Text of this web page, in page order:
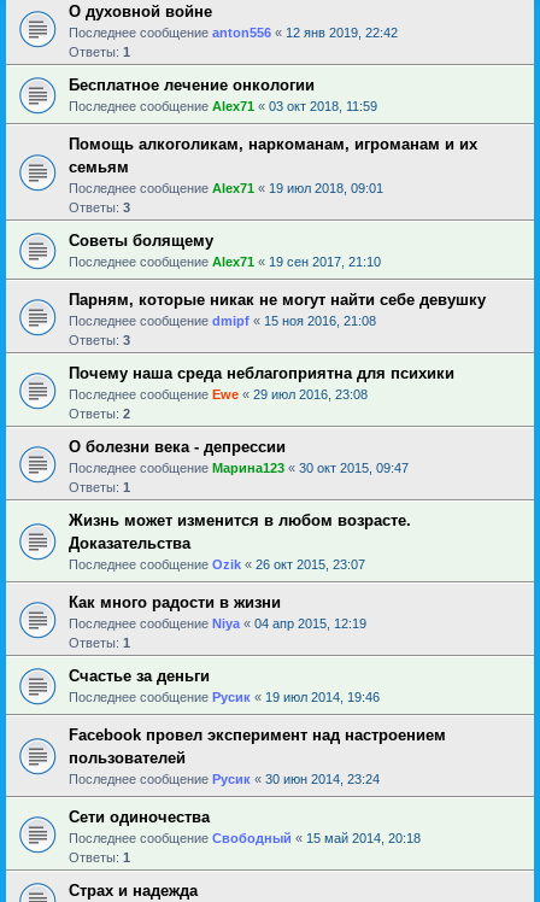
О духовной войне
Последнее сообщение anton556 « 12 янв 2019, 22:42
Ответы: 1
Бесплатное лечение онкологии
Последнее сообщение Alex71 « 03 окт 2018, 11:59
Помощь алкоголикам, наркоманам, игроманам и их
семьям
Последнее сообщение Alex71 « 19 июл 2018, 09:01
Ответы: 3
Советы болящему
Последнее сообщение Alex71 « 19 сен 2017, 21:10
Парням, которые никак не могут найти себе девушку
Последнее сообщение dmipf « 15 ноя 2016, 21:08
Ответы: 3
Почему наша среда неблагоприятна для психики
Последнее сообщение Ewe « 29 июл 2016, 23:08
Ответы: 2
О болезни века - депрессии
Последнее сообщение Марина123 « 30 окт 2015, 09:47
Ответы: 1
Жизнь может изменится в любом возрасте.
Доказательства
Последнее сообщение Ozik « 26 окт 2015, 23:07
Как много радости в жизни
Последнее сообщение Niya « 04 апр 2015, 12:19
Ответы: 1
Счастье за деньги
Последнее сообщение Русик « 19 июл 2014, 19:46
Facebook провел эксперимент над настроением
пользователей
Последнее сообщение Русик « 30 июн 2014, 23:24
Сети одиночества
Последнее сообщение Свободный « 15 май 2014, 20:18
Ответы: 1
Страх и надежда